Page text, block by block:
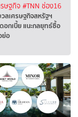
ษฐกิจ #TNN ช่อง16
วลเศรษฐกิจสหรัฐฯ
อกเบี้ย แนะกลยุทธ์ซื้อ
ย่อ